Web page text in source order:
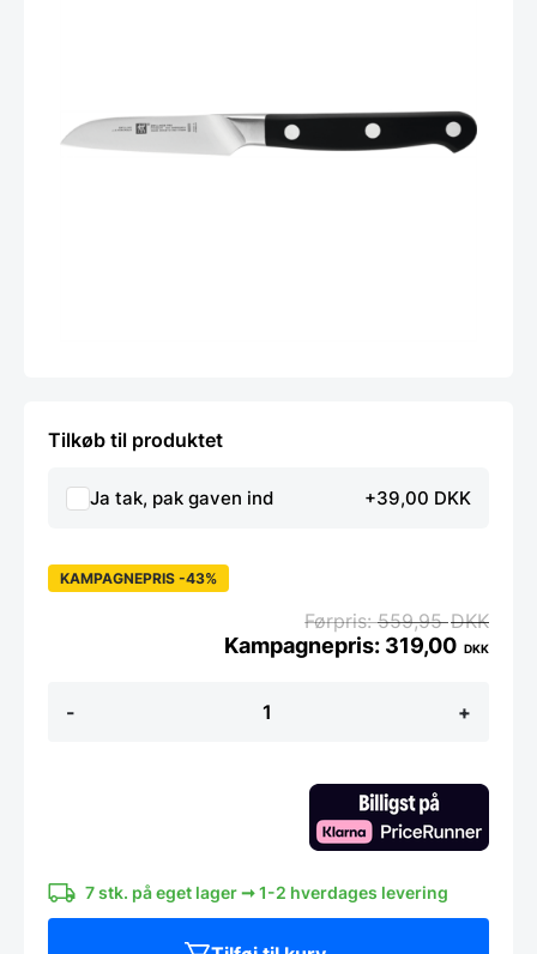
Tilkøb til produktet
Ja tak, pak gaven ind +39,00 DKK
-
Pro
antal
+
KAMPAGNEPRIS -43%
559,95DKK
319,00 DKK
7 stk. på eget lager ➞ 1-2 hverdages levering